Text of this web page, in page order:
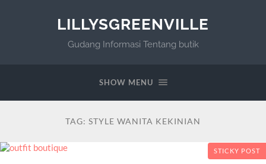
LILLYSGREENVILLE
Gudang Informasi Tentang butik
SHOW MENU
TAG: STYLE WANITA KEKINIAN
STICKY POST